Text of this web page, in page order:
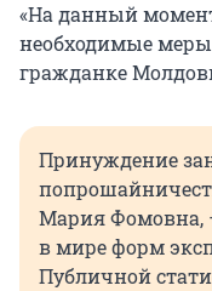
«На данный
необходимые
гражданке
Принуждение
Мария Фомовна,
в мире форм
Публичной